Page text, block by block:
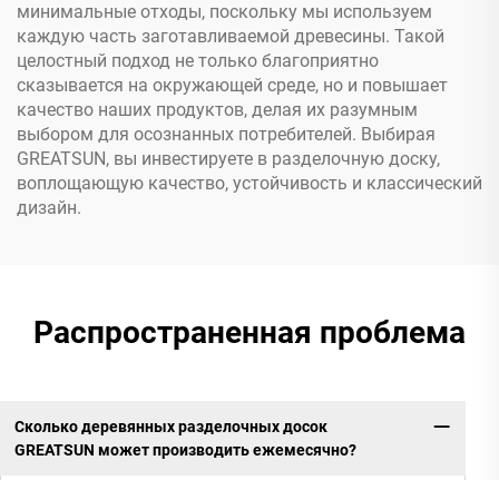
минимальные отходы, поскольку мы используем
каждую часть заготавливаемой древесины. Такой
целостный подход не только благоприятно
сказывается на окружающей среде, но и повышает
качество наших продуктов, делая их разумным
выбором для осознанных потребителей. Выбирая
GREATSUN, вы инвестируете в разделочную доску,
воплощающую качество, устойчивость и классический
дизайн.
Распространенная проблема
Сколько деревянных разделочных досок
GREATSUN может производить ежемесячно?